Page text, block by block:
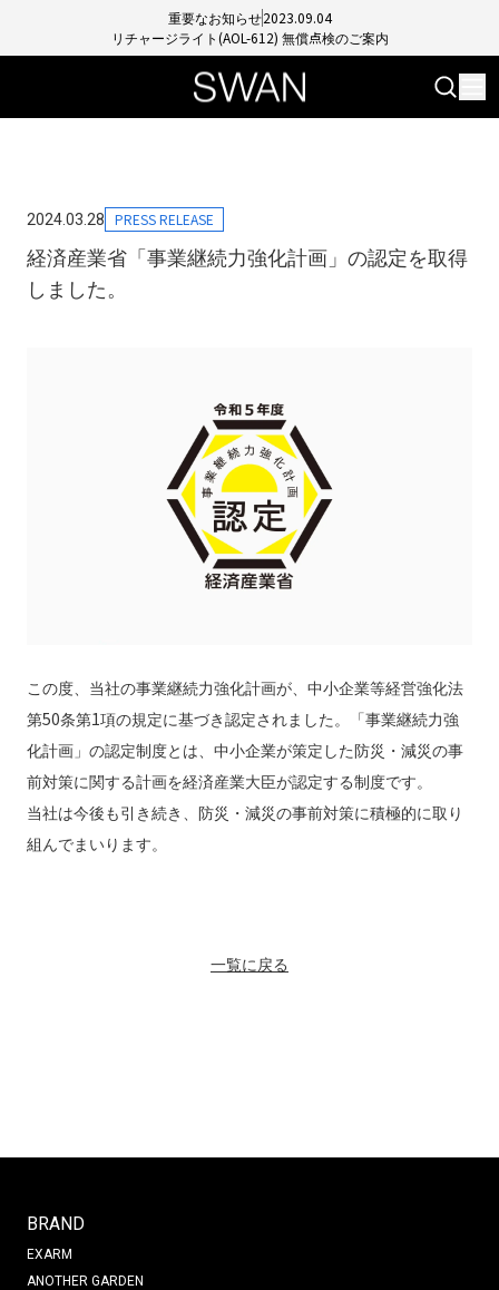
重要なお知らせ2023.09.04
リチャージライト(AOL-612) 無償点検のご案内
2024.03.28 PRESS RELEASE
経済産業省「事業継続力強化計画」の認定を取得
しました。
この度、当社の事業継続力強化計画が、中小企業等経営強化法
第50条第1項の規定に基づき認定されました。「事業継続力強
化計画」の認定制度とは、中小企業が策定した防災・減災の事
前対策に関する計画を経済産業大臣が認定する制度です。
当社は今後も引き続き、防災・減災の事前対策に積極的に取り
組んでまいります。
一覧に戻る
BRAND
EXARM
ANOTHER GARDEN